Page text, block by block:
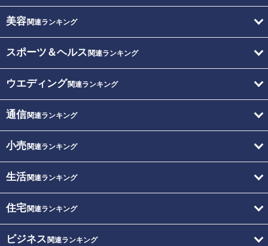
美容関連ランキング
スポーツ＆ヘルス 関連ランキング
ウエディング関連ランキング
通信関連ランキング
小売関連ランキング
生活関連ランキング
住宅関連ランキング
ビジネス 関連ランキング